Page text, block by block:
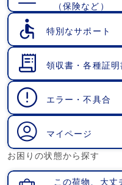
（保険など）
特別なサポート
領収書・各種証明
エラー・不具合
マイページ
お困りの状態から探す
この荷物、大丈